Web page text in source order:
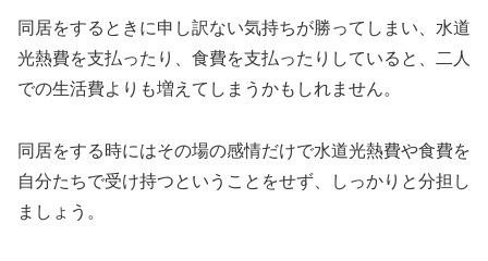
同居をするときに申し訳ない気持ちが勝ってしまい、水道
光熱費を支払ったり、食費を支払ったりしていると、二人
での生活費よりも増えてしまうかもしれません。
同居をする時にはその場の感情だけで水道光熱費や食費を
自分たちで受け持つということをせず、しっかりと分担し
ましょう。